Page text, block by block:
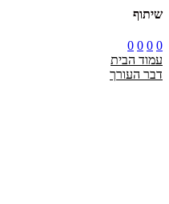
שיתוף
0
0
0
0
עמוד הבית
דבר העורך